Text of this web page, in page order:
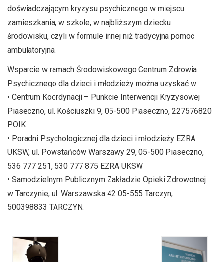
doświadczającym kryzysu psychicznego w miejscu
zamieszkania, w szkole, w najbliższym dziecku
środowisku, czyli w formule innej niż tradycyjna pomoc
ambulatoryjna.
Wsparcie w ramach Środowiskowego Centrum Zdrowia
Psychicznego dla dzieci i młodzieży można uzyskać w:
• Centrum Koordynacji – Punkcie Interwencji Kryzysowej
Piaseczno, ul. Kościuszki 9, 05-500 Piaseczno, 227576820
POIK
• Poradni Psychologicznej dla dzieci i młodzieży EZRA
UKSW, ul. Powstańców Warszawy 29, 05-500 Piaseczno,
536 777 251, 530 777 875 EZRA UKSW
• Samodzielnym Publicznym Zakładzie Opieki Zdrowotnej
w Tarczynie, ul. Warszawska 42 05-555 Tarczyn,
500398833 TARCZYN.